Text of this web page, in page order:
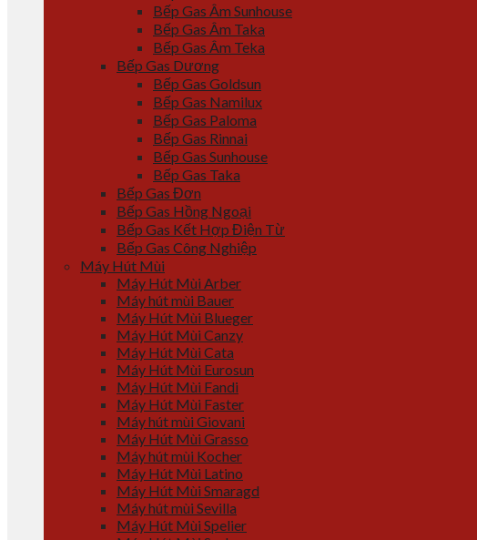
Bếp Gas Âm Sunhouse
Bếp Gas Âm Taka
Bếp Gas Âm Teka
Bếp Gas Dương
Bếp Gas Goldsun
Bếp Gas Namilux
Bếp Gas Paloma
Bếp Gas Rinnai
Bếp Gas Sunhouse
Bếp Gas Taka
Bếp Gas Đơn
Bếp Gas Hồng Ngoại
Bếp Gas Kết Hợp Điện Từ
Bếp Gas Công Nghiệp
Máy Hút Mùi
Máy Hút Mùi Arber
Máy hút mùi Bauer
Máy Hút Mùi Blueger
Máy Hút Mùi Canzy
Máy Hút Mùi Cata
Máy Hút Mùi Eurosun
Máy Hút Mùi Fandi
Máy Hút Mùi Faster
Máy hút mùi Giovani
Máy Hút Mùi Grasso
Máy hút mùi Kocher
Máy Hút Mùi Latino
Máy Hút Mùi Smaragd
Máy hút mùi Sevilla
Máy Hút Mùi Spelier